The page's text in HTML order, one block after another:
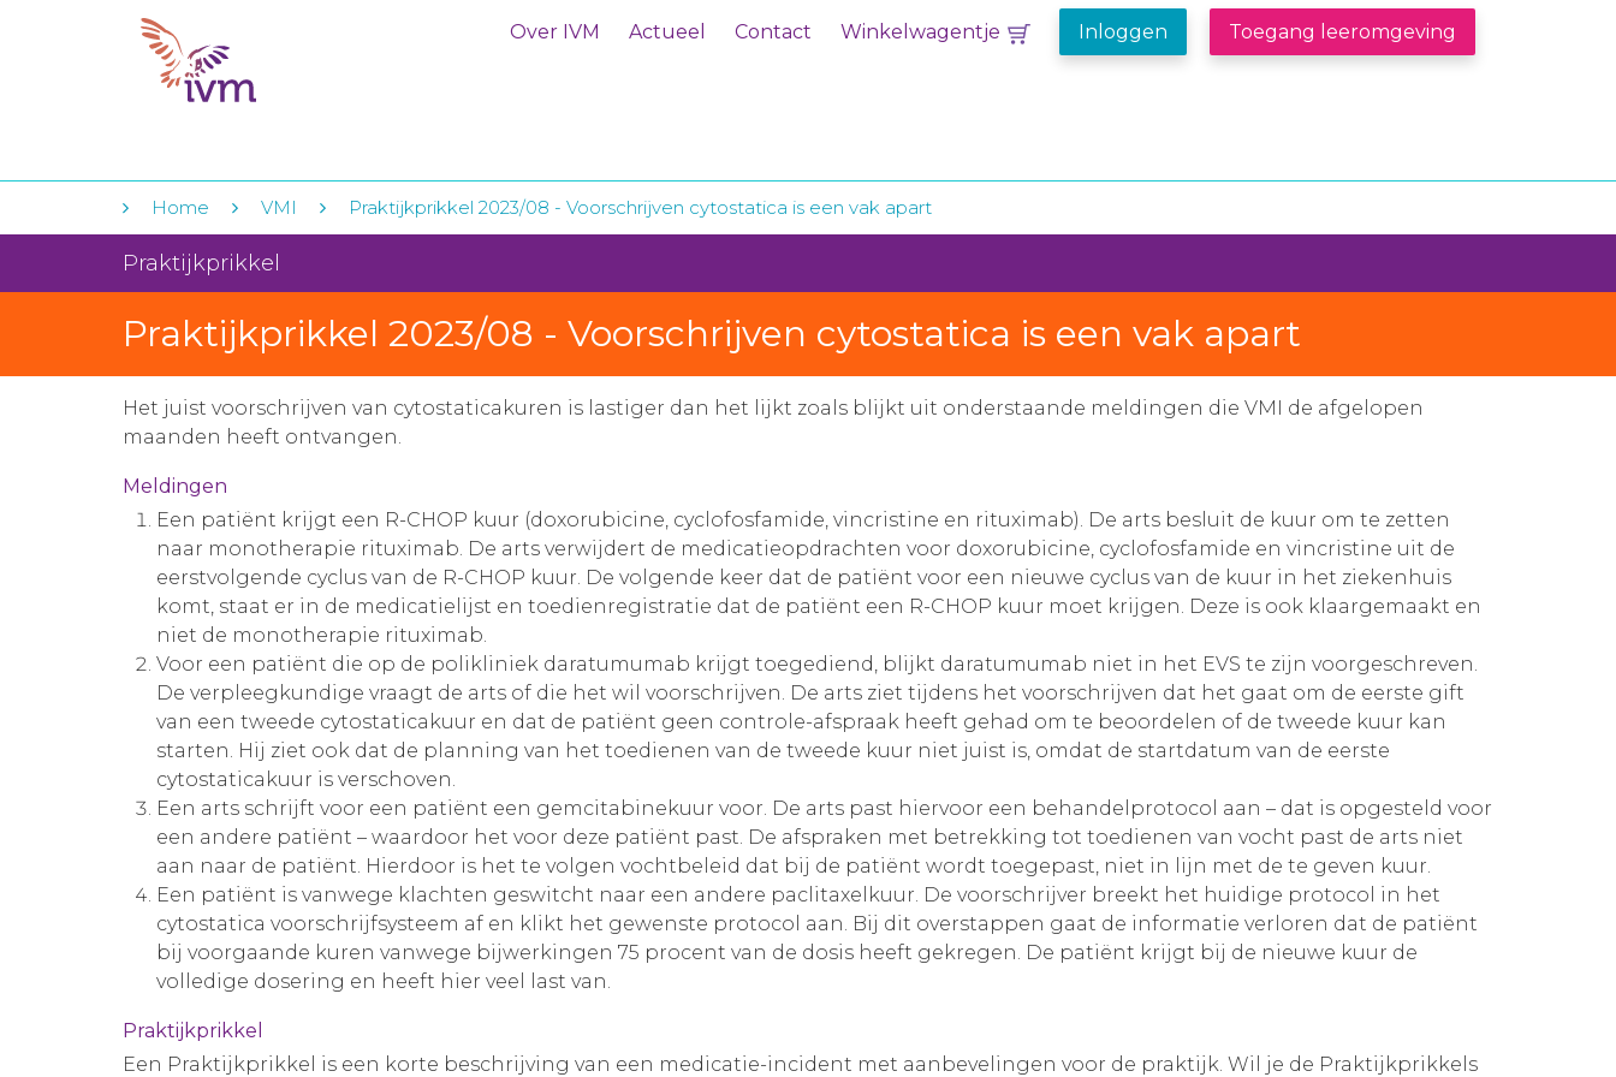
Over IVM Actueel Contact Winkelwagentje Inloggen Toegang leeromgeving
Home VMI Praktijkprikkel 2023/08 - Voorschrijven cytostatica is een vak apart
Praktijkprikkel
Praktijkprikkel 2023/08 - Voorschrijven cytostatica is een vak apart
Het juist voorschrijven van cytostaticakuren is lastiger dan het lijkt zoals blijkt uit onderstaande meldingen die VMI de afgelopen
maanden heeft ontvangen.
Meldingen
Een patiënt krijgt een R-CHOP kuur (doxorubicine, cyclofosfamide, vincristine en rituximab). De arts besluit de kuur om te zetten
naar monotherapie rituximab. De arts verwijdert de medicatieopdrachten voor doxorubicine, cyclofosfamide en vincristine uit de
eerstvolgende cyclus van de R-CHOP kuur. De volgende keer dat de patiënt voor een nieuwe cyclus van de kuur in het ziekenhuis
komt, staat er in de medicatielijst en toedienregistratie dat de patiënt een R-CHOP kuur moet krijgen. Deze is ook klaargemaakt en
niet de monotherapie rituximab.
Voor een patiënt die op de polikliniek daratumumab krijgt toegediend, blijkt daratumumab niet in het EVS te zijn voorgeschreven.
De verpleegkundige vraagt de arts of die het wil voorschrijven. De arts ziet tijdens het voorschrijven dat het gaat om de eerste gift
van een tweede cytostaticakuur en dat de patiënt geen controle-afspraak heeft gehad om te beoordelen of de tweede kuur kan
starten. Hij ziet ook dat de planning van het toedienen van de tweede kuur niet juist is, omdat de startdatum van de eerste
cytostaticakuur is verschoven.
Een arts schrijft voor een patiënt een gemcitabinekuur voor. De arts past hiervoor een behandelprotocol aan – dat is opgesteld voor
een andere patiënt – waardoor het voor deze patiënt past. De afspraken met betrekking tot toedienen van vocht past de arts niet
aan naar de patiënt. Hierdoor is het te volgen vochtbeleid dat bij de patiënt wordt toegepast, niet in lijn met de te geven kuur.
Een patiënt is vanwege klachten geswitcht naar een andere paclitaxelkuur. De voorschrijver breekt het huidige protocol in het
cytostatica voorschrijfsysteem af en klikt het gewenste protocol aan. Bij dit overstappen gaat de informatie verloren dat de patiënt
bij voorgaande kuren vanwege bijwerkingen 75 procent van de dosis heeft gekregen. De patiënt krijgt bij de nieuwe kuur de
volledige dosering en heeft hier veel last van.
Praktijkprikkel
Een Praktijkprikkel is een korte beschrijving van een medicatie-incident met aanbevelingen voor de praktijk. Wil je de Praktijkprikkels